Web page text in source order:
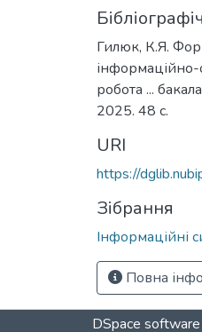
Гилюк, К.Я.
інформаційно-
робота ...
2025. 48 с.
URI
https://
Зібрання
Інформаційні
Повна
DSpace software